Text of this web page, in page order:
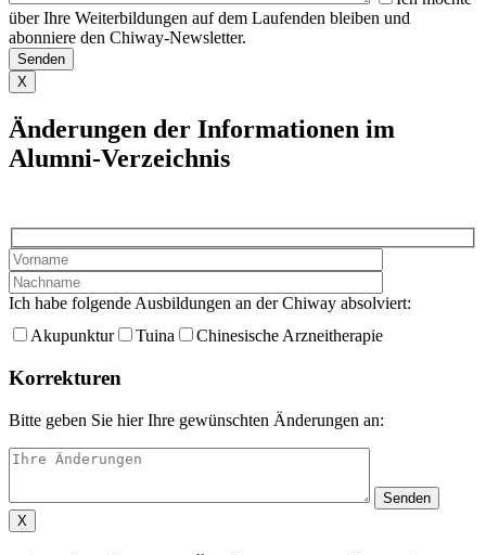
über Ihre Weiterbildungen auf dem Laufenden bleiben und
abonniere den Chiway-Newsletter.
X
Änderungen der Informationen im
Alumni-Verzeichnis
Ich habe folgende Ausbildungen an der Chiway absolviert:
Akupunktur
Tuina Chinesische Arzneitherapie
Korrekturen
Bitte geben Sie hier Ihre gewünschten Änderungen an:
X